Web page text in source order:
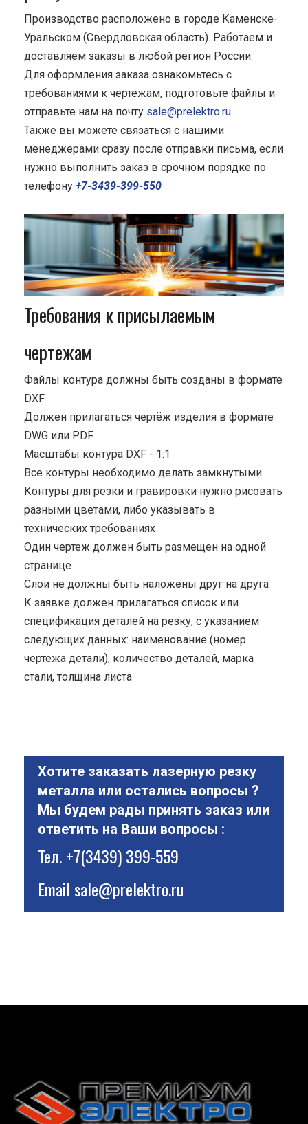
Производство расположено в городе Каменске-
Уральском (Свердловская область). Работаем и
доставляем заказы в любой регион России.
Для оформления заказа ознакомьтесь с
требованиями к чертежам, подготовьте файлы и
отправьте нам на почту sale@prelektro.ru
Также вы можете связаться с нашими
менеджерами сразу после отправки письма, если
нужно выполнить заказ в срочном порядке по
телефону +7-3439-399-550
Требования к присылаемым
чертежам
Файлы контура должны быть созданы в формате
DXF
Должен прилагаться чертёж изделия в формате
DWG или PDF
Масштабы контура DXF - 1:1
Все контуры необходимо делать замкнутыми
Контуры для резки и гравировки нужно рисовать
разными цветами, либо указывать в
технических требованиях
Один чертеж должен быть размещен на одной
странице
Cлои не должны быть наложены друг на друга
К заявке должен прилагаться список или
спецификация деталей на резку, с указанием
следующих данных: наименование (номер
чертежа детали), количество деталей, марка
стали, толщина листа
Хотите заказать лазерную резку
металла или остались вопросы ?
Мы будем рады принять заказ или
ответить на Ваши вопросы :
Тел.+7(3439) 399-559
Emailsale@prelektro.ru